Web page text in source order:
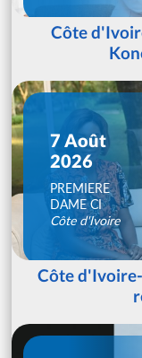
Côte
7 Août
2026
PREMIERE
DAME CI
Côte d'Ivoire
Côte